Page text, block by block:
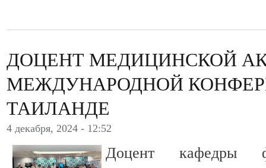
ДОЦЕНТ МЕДИЦИНСКОЙ
МЕЖДУНАРОДНОЙ
ТАИЛАНДЕ
4 декабря, 2024 - 12:52
Доцент кафедры